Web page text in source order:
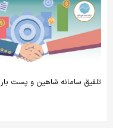
تلفیق سامانه شاهین و پست بار